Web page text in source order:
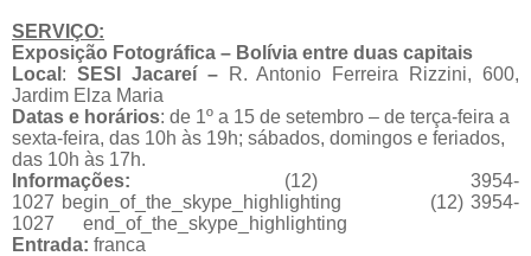
SERVIÇO:
Exposição Fotográfica – Bolívia entre duas capitais
Local : SESI Jacareí –R. Antonio Ferreira Rizzini, 600,
Jardim Elza Maria
Datas e horários: de 1º a 15 de setembro – de terça-feira a
sexta-feira, das 10h às 19h; sábados, domingos e feriados,
das 10h às 17h.
Informações:
(12) 3954-
1027 begin_of_the_skype_highlighting
(12) 3954-
1027
end_of_the_skype_highlighting
Entrada: franca